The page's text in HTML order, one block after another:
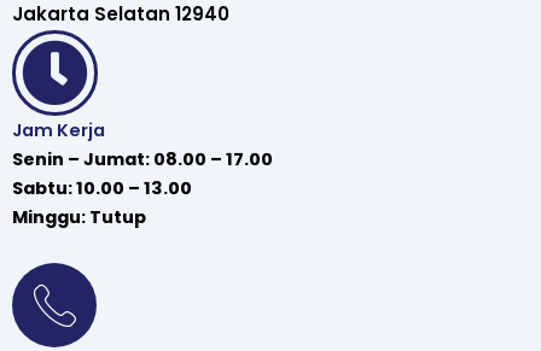
Jakarta Selatan 12940
Jam Kerja
Senin – Jumat: 08.00 – 17.00
Sabtu: 10.00 – 13.00
Minggu: Tutup